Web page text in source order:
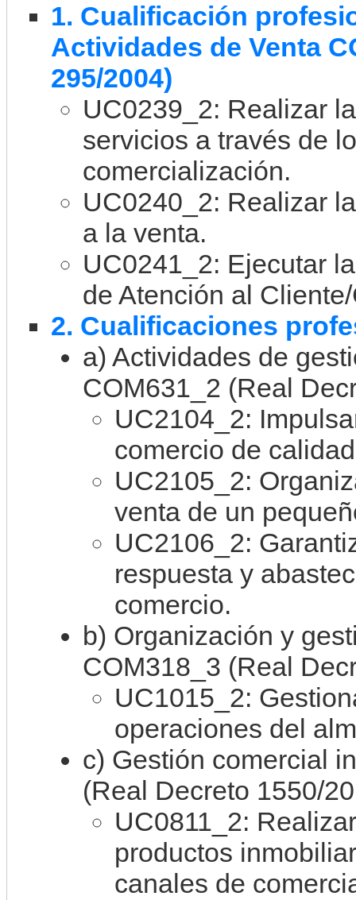
1. Cualificación
Actividades de Venta
295/2004)
UC0239_2: Realizar
servicios a través de
comercialización.
UC0240_2: Realizar
a la venta.
UC0241_2: Ejecutar
de Atención al
2. Cualificaciones
a) Actividades de
COM631_2 (Real
UC2104_2:
comercio de
UC2105_2:
venta de un
UC2106_2:
respuesta y
comercio.
b) Organización y
COM318_3 (Real
UC1015_2:
operaciones del
c) Gestión comercial
(Real Decreto 1550/
UC0811_2:
productos
canales de